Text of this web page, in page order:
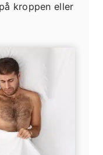
kroppen eller